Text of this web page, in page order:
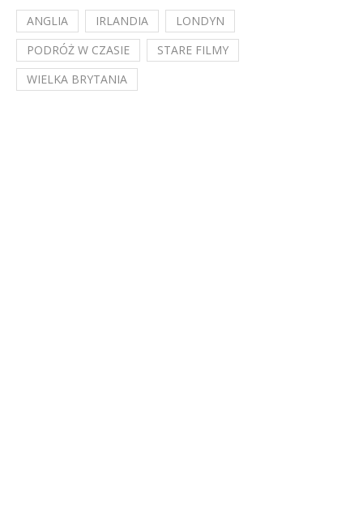
ANGLIA IRLANDIA
LONDYN
PODRÓŻ W CZASIE
STARE FILMY
WIELKA BRYTANIA